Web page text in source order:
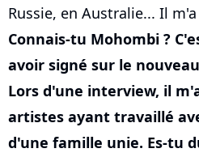
Russie, en Australie... Il
Connais-tu Mohombi ?
avoir signé sur le
Lors d'une interview, il
artistes ayant travaillé
d'une famille unie. Es-tu